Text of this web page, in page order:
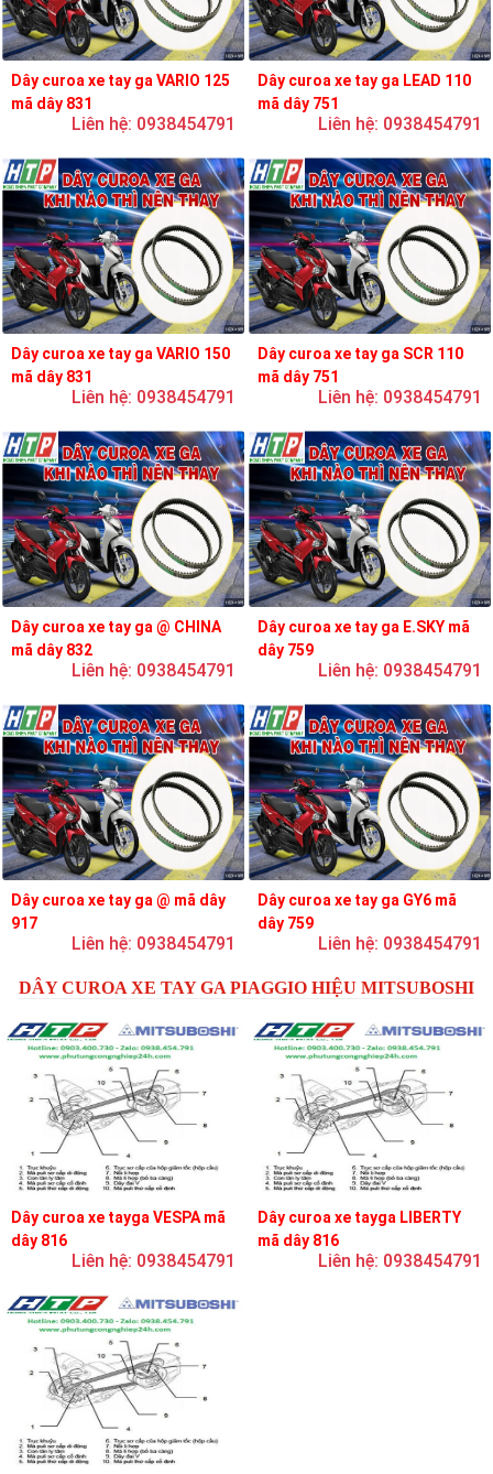
Dây curoa xe tay ga VARIO 125
mã dây 831
Liên hệ: 0938454791
Dây curoa xe tay ga LEAD 110
mã dây 751
Liên hệ: 0938454791
Dây curoa xe tay ga VARIO 150
mã dây 831
Liên hệ: 0938454791
Dây curoa xe tay ga SCR 110
mã dây 751
Liên hệ: 0938454791
Dây curoa xe tay ga @ CHINA
mã dây 832
Liên hệ: 0938454791
Dây curoa xe tay ga E.SKY mã
dây 759
Liên hệ: 0938454791
Dây curoa xe tay ga @ mã dây
917
Liên hệ: 0938454791
Dây curoa xe tay ga GY6 mã
dây 759
Liên hệ: 0938454791
DÂY CUROA XE TAY GA PIAGGIO HIỆU MITSUBOSHI
Dây curoa xe tayga VESPA mã
dây 816
Liên hệ: 0938454791
Dây curoa xe tayga LIBERTY
mã dây 816
Liên hệ: 0938454791